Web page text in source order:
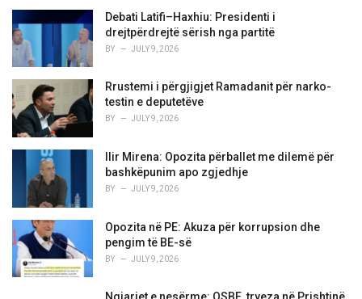
e
s
:
Debati Latifi–Haxhiu: Presidenti i
drejtpërdrejtë sërish nga partitë
BY JULY 9, 2026
Rrustemi i përgjigjet Ramadanit për narko-
testin e deputetëve
BY JULY 9, 2026
Ilir Mirena: Opozita përballet me dilemë për
bashkëpunim apo zgjedhje
BY JULY 9, 2026
Opozita në PE: Akuza për korrupsion dhe
pengim të BE-së
BY JULY 9, 2026